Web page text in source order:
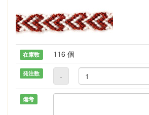
在庫数 116 個
発注数 -
備考